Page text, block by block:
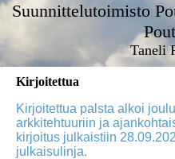
Suunnittelutoimisto
Taneli
Kirjoitettua
Kirjoitettua palsta alkoi
arkkitehtuuriin ja
kirjoitus julkaistiin
julkaisulinja.